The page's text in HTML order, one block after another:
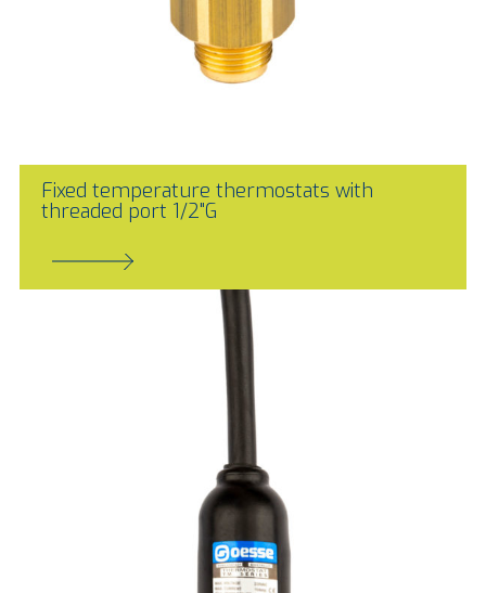
Fixed temperature thermostats with
threaded port 1/2"G